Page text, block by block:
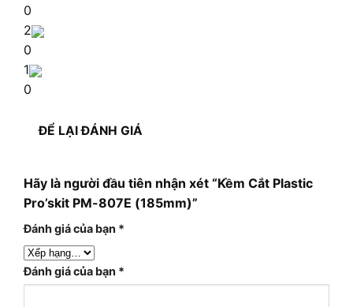
0
2
0
1
0
ĐỂ LẠI ĐÁNH GIÁ
Hãy là người đầu tiên nhận xét “Kềm Cắt Plastic
Pro’skit PM-807E (185mm)”
Đánh giá của bạn *
Đánh giá của bạn *